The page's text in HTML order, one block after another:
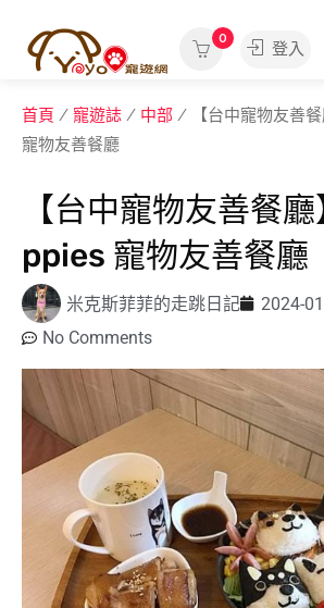
0
登入
首頁 / 寵遊誌 / 中部 / 【台中寵物友善
寵物友善餐廳
【台中寵物友善餐
ppies 寵物友善餐廳
米克斯菲菲的走跳日記
2024-
No Comments